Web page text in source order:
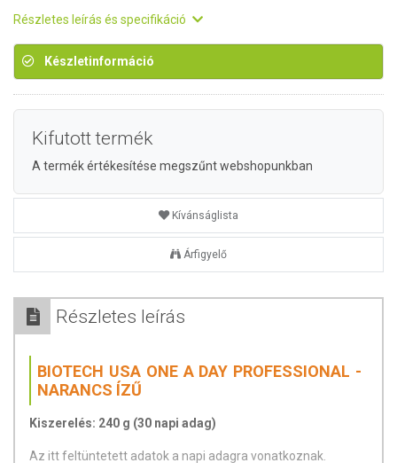
Részletes leírás és specifikáció
Készletinformáció
Kifutott termék
A termék értékesítése megszűnt webshopunkban
Kívánságlista
Árfigyelő
Részletes leírás
BIOTECH USA ONE A DAY PROFESSIONAL -
NARANCS ÍZŰ
Kiszerelés: 240 g (30 napi adag)
Az itt feltüntetett adatok a napi adagra vonatkoznak.